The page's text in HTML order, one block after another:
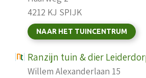
4212 KJ SPIJK
NAAR HET TUINCENTRUM
Ranzijn tuin & dier
Willem Alexanderlaan 15